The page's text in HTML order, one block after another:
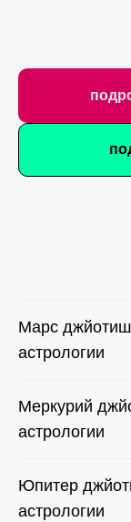
Марс
астрологии
Меркурий
астрологии
Юпитер
астрологии